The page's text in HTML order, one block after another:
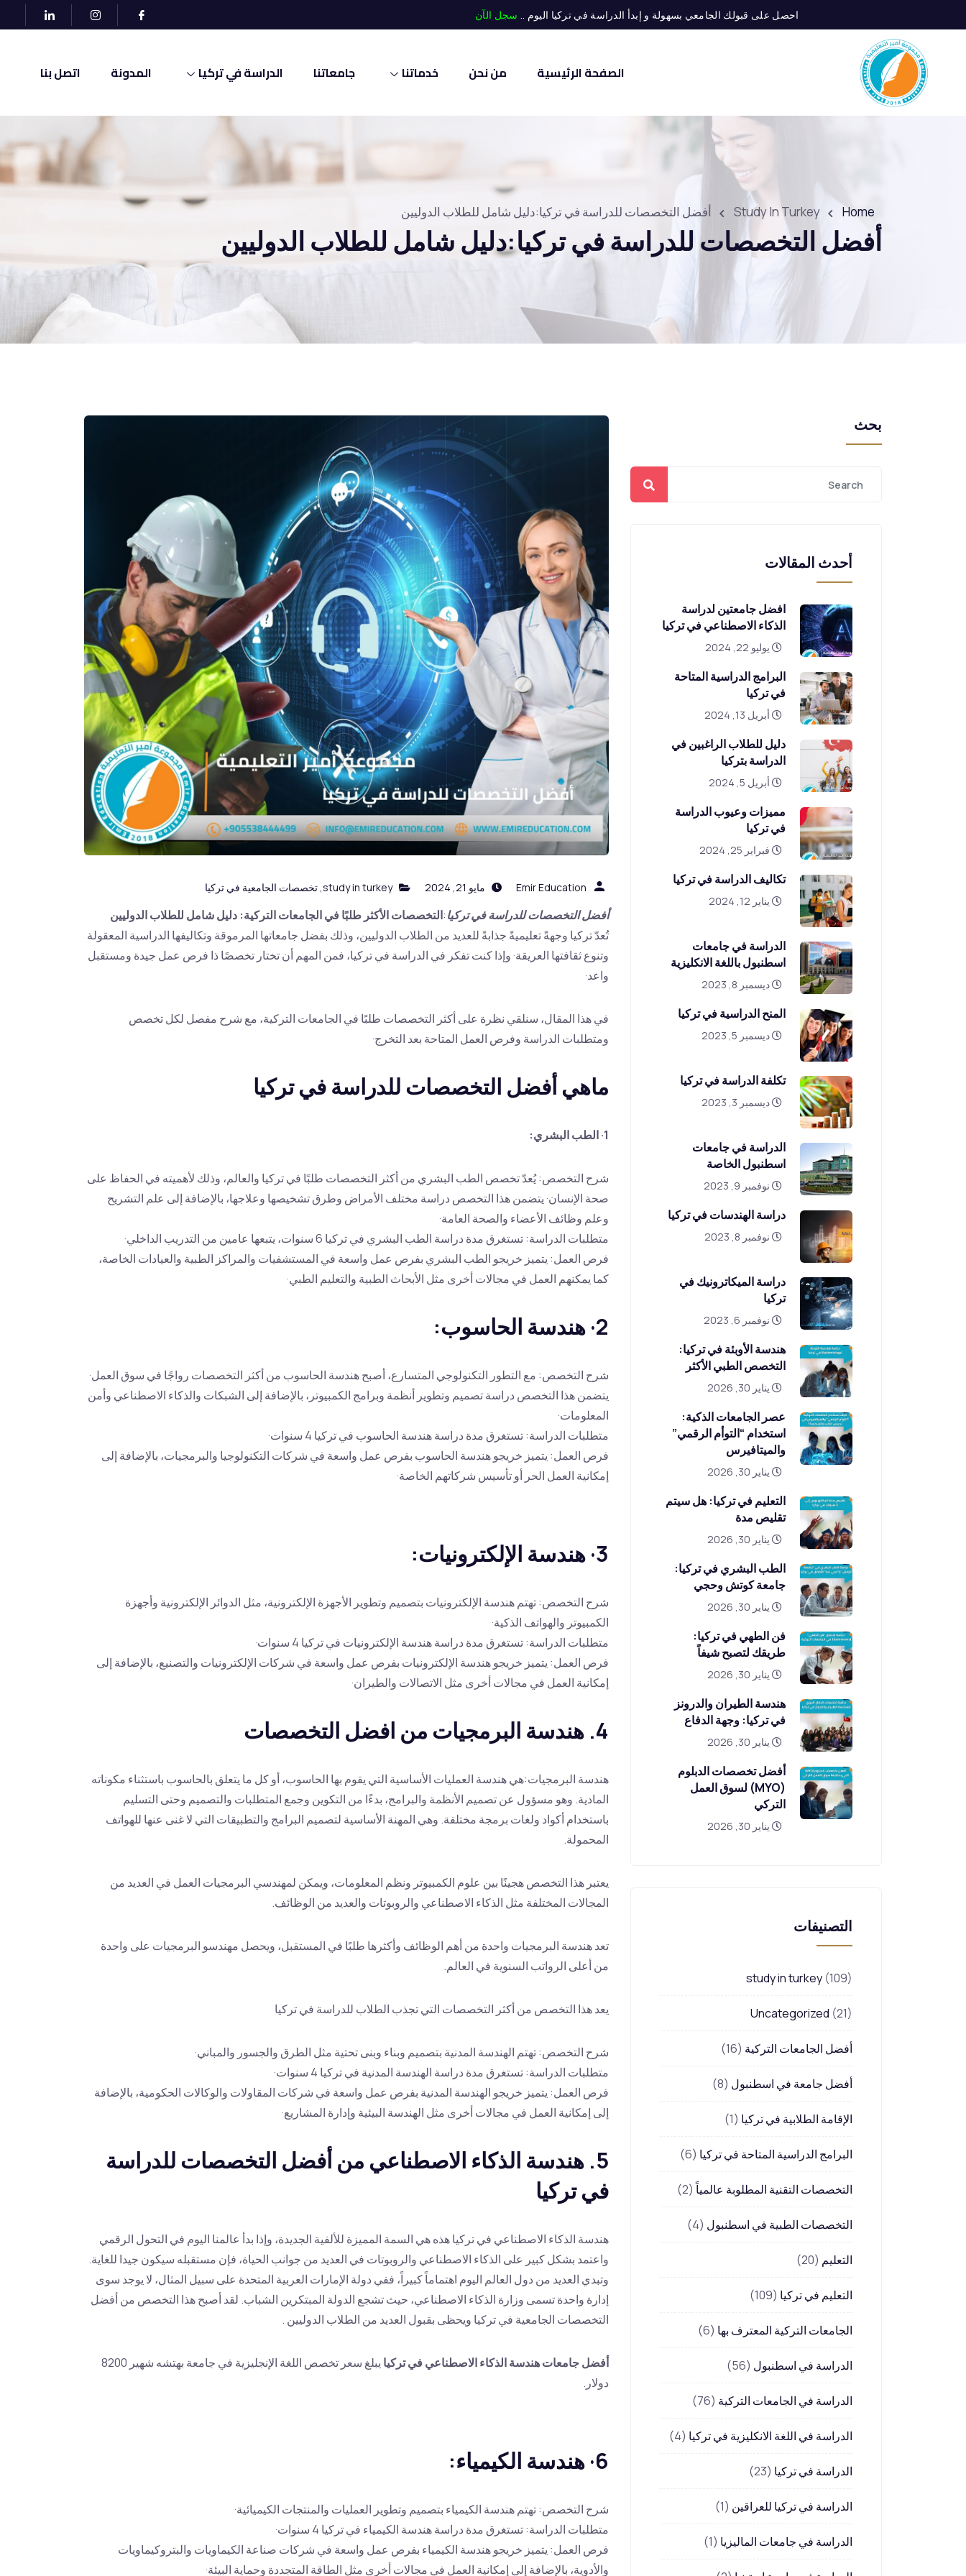
احصل على قبولك الجامعي بسهولة و إبدأ الدراسة في تركيا اليوم .. سجل الآن
الصفحة الرئيسية من نحن خدماتنا جامعاتنا الدراسة في تركيا المدونة اتصل بنا
Home
Study In Turkey أفضل التخصصات للدراسة في تركيا:دليل شامل للطلاب الدوليين
أفضل التخصصات للدراسة في تركيا:دليل شامل للطلاب الدوليين
بحث
أحدث المقالات
افضل جامعتين لدراسة
الذكاء الاصطناعي في تركيا
يوليو 22, 2024
البرامج الدراسية المتاحة
في تركيا
أبريل 13, 2024
دليل للطلاب الراغبين في
الدراسة بتركيا
أبريل 5, 2024
مميزات وعيوب الدراسة
في تركيا
فبراير 25, 2024
تكاليف الدراسة في تركيا
يناير 12, 2024
الدراسة في جامعات
اسطنبول باللغة الانكليزية
ديسمبر 8, 2023
المنح الدراسية في تركيا
ديسمبر 5, 2023
تكلفة الدراسة في تركيا
ديسمبر 3, 2023
الدراسة في جامعات
اسطنبول الخاصة
نوفمبر 9, 2023
دراسة الهندسات في تركيا
نوفمبر 8, 2023
دراسة الميكاترونيك في
تركيا
نوفمبر 6, 2023
هندسة الأوبئة في تركيا:
التخصص الطبي الأكثر
يناير 30, 2026
عصر الجامعات الذكية:
استخدام “التوأم الرقمي”
والميتافيرس
يناير 30, 2026
التعليم في تركيا: هل سيتم
تقليص مدة
يناير 30, 2026
الطب البشري في تركيا:
جامعة كوتش وحجي
يناير 30, 2026
فن الطهي في تركيا:
طريقك لتصبح شيفاً
يناير 30, 2026
هندسة الطيران والدرونز
في تركيا: وجهة الدفاع
يناير 30, 2026
أفضل تخصصات الدبلوم
(MYO) لسوق العمل
التركي
يناير 30, 2026
التصنيفات
study in turkey (109)
Uncategorized (21)
أفضل الجامعات التركية (16)
أفضل جامعة في اسطنبول (8)
الإقامة الطلابية في تركيا (1)
البرامج الدراسية المتاحة في تركيا (6)
التخصصات التقنية المطلوبة عالمياً(2)
التخصصات الطبية في اسطنبول (4)
التعليم (20)
التعليم في تركيا (109)
الجامعات التركية المعترف بها (6)
الدراسة في اسطنبول (56)
الدراسة في الجامعات التركية (76)
الدراسة في اللغة الانكليزية في تركيا (4)
الدراسة في تركيا (23)
الدراسة في تركيا للعراقين (1)
الدراسة في جامعات الماليزيا (1)
Emir Education مايو 21, 2024 study in turkey
,تخصصات الجامعية في تركيا
أفضل التخصصات للدراسة في تركيا:التخصصات الأكثر طلبًا في الجامعات التركية: دليل شامل للطلاب الدوليين
تُعدّ تركيا وجهةً تعليميةً جذابةً للعديد من الطلاب الدوليين، وذلك بفضل جامعاتها المرموقة وتكاليفها الدراسية المعقولة
وتنوع ثقافتها العريقة· وإذا كنت تفكر في الدراسة في تركيا، فمن المهم أن تختار تخصصًا ذا فرص عمل جيدة ومستقبل
واعد·
في هذا المقال، سنلقي نظرة على أكثر التخصصات طلبًا في الجامعات التركية، مع شرح مفصل لكل تخصص
ومتطلبات الدراسة وفرص العمل المتاحة بعد التخرج·
ماهي أفضل التخصصات للدراسة في تركيا
1· الطب البشري:
شرح التخصص: يُعدّ تخصص الطب البشري من أكثر التخصصات طلبًا في تركيا والعالم، وذلك لأهميته في الحفاظ على
صحة الإنسان· يتضمن هذا التخصص دراسة مختلف الأمراض وطرق تشخيصها وعلاجها، بالإضافة إلى علم التشريح
وعلم وظائف الأعضاء والصحة العامة·
متطلبات الدراسة: تستغرق مدة دراسة الطب البشري في تركيا 6 سنوات، يتبعها عامين من التدريب الداخلي·
فرص العمل: يتميز خريجو الطب البشري بفرص عمل واسعة في المستشفيات والمراكز الطبية والعيادات الخاصة،
كما يمكنهم العمل في مجالات أخرى مثل الأبحاث الطبية والتعليم الطبي·
2· هندسة الحاسوب:
شرح التخصص: مع التطور التكنولوجي المتسارع، أصبح هندسة الحاسوب من أكثر التخصصات رواجًا في سوق العمل·
يتضمن هذا التخصص دراسة تصميم وتطوير أنظمة وبرامج الكمبيوتر، بالإضافة إلى الشبكات والذكاء الاصطناعي وأمن
المعلومات·
متطلبات الدراسة: تستغرق مدة دراسة هندسة الحاسوب في تركيا 4 سنوات·
فرص العمل: يتميز خريجو هندسة الحاسوب بفرص عمل واسعة في شركات التكنولوجيا والبرمجيات، بالإضافة إلى
إمكانية العمل الحر أو تأسيس شركاتهم الخاصة·
3· هندسة الإلكترونيات:
شرح التخصص: تهتم هندسة الإلكترونيات بتصميم وتطوير الأجهزة الإلكترونية، مثل الدوائر الإلكترونية وأجهزة
الكمبيوتر والهواتف الذكية·
متطلبات الدراسة: تستغرق مدة دراسة هندسة الإلكترونيات في تركيا 4 سنوات·
فرص العمل: يتميز خريجو هندسة الإلكترونيات بفرص عمل واسعة في شركات الإلكترونيات والتصنيع، بالإضافة إلى
إمكانية العمل في مجالات أخرى مثل الاتصالات والطيران·
4. هندسة البرمجيات من افضل التخصصات
هندسة البرمجيات:هي هندسة العمليات الأساسية التي يقوم بها الحاسوب، أو كل ما يتعلق بالحاسوب باستثناء مكوناته
المادية. وهو مسؤول عن تصميم الأنظمة والبرامج، بدءًا من التكوين وجمع المتطلبات والتصميم وحتى التسليم
باستخدام أكواد ولغات برمجة مختلفة. وهي المهنة الأساسية لتصميم البرامج والتطبيقات التي لا غنى عنها للهواتف
المحمولة.
يعتبر هذا التخصص هجينًا بين علوم الكمبيوتر ونظم المعلومات، ويمكن لمهندسي البرمجيات العمل في العديد من
المجالات المختلفة مثل الذكاء الاصطناعي والروبوتات والعديد من الوظائف.
تعد هندسة البرمجيات واحدة من أهم الوظائف وأكثرها طلبًا في المستقبل، ويحصل مهندسو البرمجيات على واحدة
من أعلى الرواتب السنوية في العالم.
يعد هذا التخصص من أكثر التخصصات التي تجذب الطلاب للدراسة في تركيا
شرح التخصص: تهتم الهندسة المدنية بتصميم وبناء وبنى تحتية مثل الطرق والجسور والمباني·
متطلبات الدراسة: تستغرق مدة دراسة الهندسة المدنية في تركيا 4 سنوات·
فرص العمل: يتميز خريجو الهندسة المدنية بفرص عمل واسعة في شركات المقاولات والوكالات الحكومية، بالإضافة
إلى إمكانية العمل في مجالات أخرى مثل الهندسة البيئية وإدارة المشاريع·
5. هندسة الذكاء الاصطناعي من أفضل التخصصات للدراسة
في تركيا
هندسة الذكاء الاصطناعي في تركيا هذه هي السمة المميزة للألفية الجديدة، وإذا بدأ عالمنا اليوم في التحول الرقمي
واعتمد بشكل كبير على الذكاء الاصطناعي والروبوتات في العديد من جوانب الحياة، فإن مستقبله سيكون جيدا للغاية.
وتبدي العديد من دول العالم اليوم اهتماماً كبيراً، ففي دولة الإمارات العربية المتحدة على سبيل المثال، لا يوجد سوى
إدارة واحدة تسمى وزارة الذكاء الاصطناعي، حيث تشجع الدولة المبتكرين الشباب. لقد أصبح هذا التخصص من أفضل
التخصصات الجامعية في تركيا ويحظى بقبول العديد من الطلاب الدوليين .
أفضل جامعات هندسة الذكاء الاصطناعي في تركيا
يبلغ سعر تخصص اللغة الإنجليزية في جامعة بهتشه شهير 8200
دولار.
6· هندسة الكيمياء:
شرح التخصص: تهتم هندسة الكيمياء بتصميم وتطوير العمليات والمنتجات الكيميائية·
متطلبات الدراسة: تستغرق مدة دراسة هندسة الكيمياء في تركيا 4 سنوات·
فرص العمل: يتميز خريجو هندسة الكيمياء بفرص عمل واسعة في شركات صناعة الكيماويات والبتروكيماويات
والأدوية، بالإضافة إلى إمكانية العمل في مجالات أخرى مثل الطاقة المتجددة وحماية البيئة·